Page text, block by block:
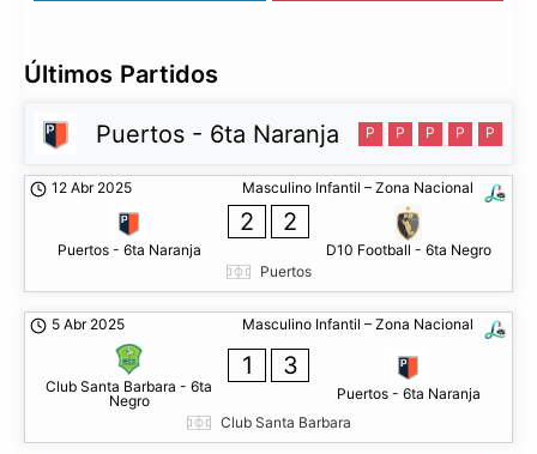
Últimos Partidos
Puertos - 6ta Naranja P P P P P
Masculino Infantil – Zona Nacional
12 Abr 2025
Puertos - 6ta Naranja
2 2
D10 Football - 6ta Negro
Puertos
Masculino Infantil – Zona Nacional
5 Abr 2025
Club Santa Barbara - 6ta
Negro
1 3
Puertos - 6ta Naranja
Club Santa Barbara